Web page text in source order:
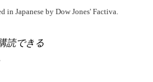
in Japanese by Dow Jones' Factiva.
読できる